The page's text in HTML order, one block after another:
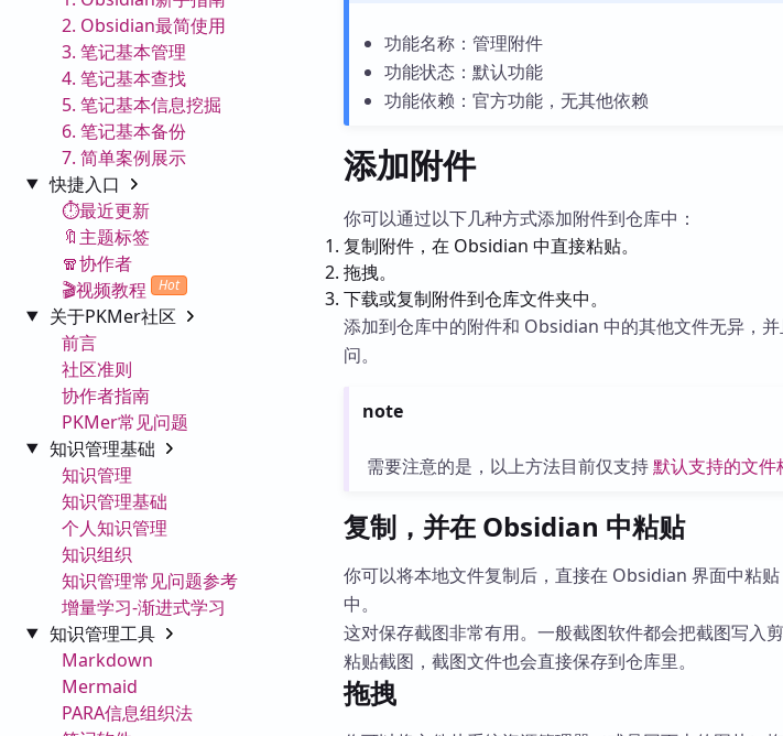
2. Obsidian最简使用
3. 笔记基本管理
4. 笔记基本查找
5. 笔记基本信息挖掘
6. 笔记基本备份
7. 简单案例展示
快捷入口
⏱️最近更新
🔖主题标签
🧣协作者
🎬视频教程
Hot
关于PKMer社区
前言
社区准则
协作者指南
PKMer常见问题
知识管理基础
知识管理
知识管理基础
个人知识管理
知识组织
知识管理常见问题参考
增量学习-渐进式学习
知识管理工具
Markdown
Mermaid
PARA信息组织法
功能名称：管理附件
功能状态：默认功能
功能依赖：官方功能，无其他依赖
添加附件
你可以通过以下几种方式添加附件到仓库中：
复制附件，在 Obsidian 中直接粘贴。
拖拽。
下载或复制附件到仓库文件夹中。
添加到仓库中的附件和 Obsidian 中的其他文件无异，
问。
note
需要注意的是，以上方法目前仅支持默认支持的文件
复制，并在 Obsidian 中粘贴
你可以将本地文件复制后，直接在 Obsidian 界面中粘
中。
这对保存截图非常有用。一般截图软件都会把截图写入
粘贴截图，截图文件也会直接保存到仓库里。
拖拽